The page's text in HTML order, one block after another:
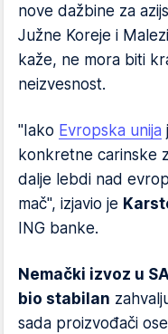
nove dažbine za
Južne Koreje i
kaže, ne mora biti
neizvesnost.
"Iako Evropska unija
konkretne carinske
dalje lebdi nad
mač", izjavio je
ING banke.
Nemački izvoz u
bio stabilan
sada proizvođači